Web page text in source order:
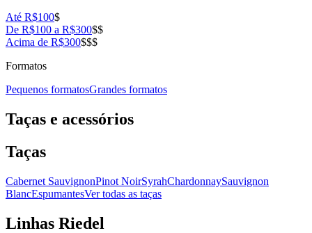
Até R$100$
De R$100 a R$300$$
Acima de R$300$$$
Formatos
Pequenos formatosGrandes formatos
Taças e acessórios
Taças
Cabernet SauvignonPinot NoirSyrahChardonnaySauvignon
BlancEspumantesVer todas as taças
Linhas Riedel